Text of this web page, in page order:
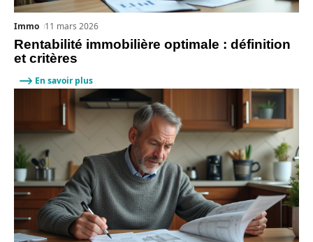
Rentabilité immobilière optimale : définition
et critères
Immo 11 mars 2026
En savoir plus